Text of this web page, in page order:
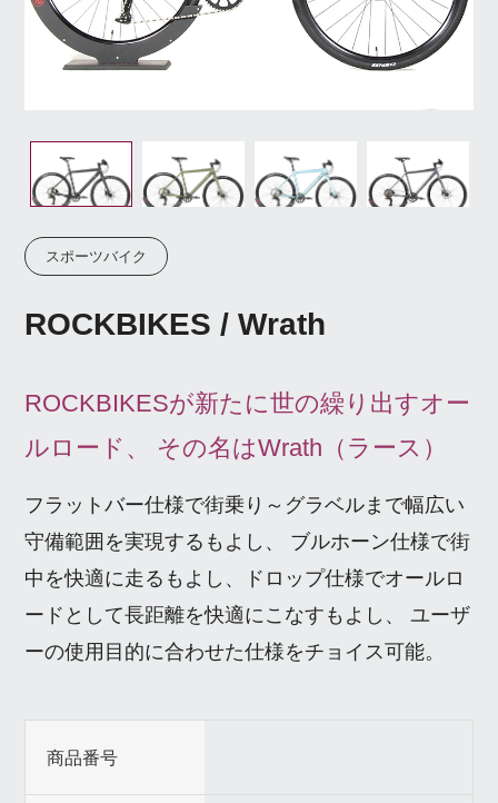
スポーツバイク
ROCKBIKES / Wrath
ROCKBIKESが新たに世の繰り出すオー
ルロード、 その名はWrath（ラース）
フラットバー仕様で街乗り～グラベルまで幅広い
守備範囲を実現するもよし、 ブルホーン仕様で街
中を快適に走るもよし、ドロップ仕様でオールロ
ードとして長距離を快適にこなすもよし、 ユーザ
ーの使用目的に合わせた仕様をチョイス可能。
商品番号